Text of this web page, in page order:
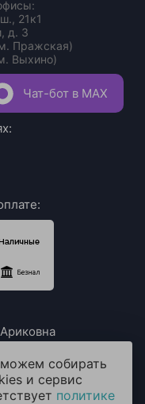
21к1
д. 3
Пражская)
Выхино)
Чат-бот в MAX
собирать
и сервис
политике